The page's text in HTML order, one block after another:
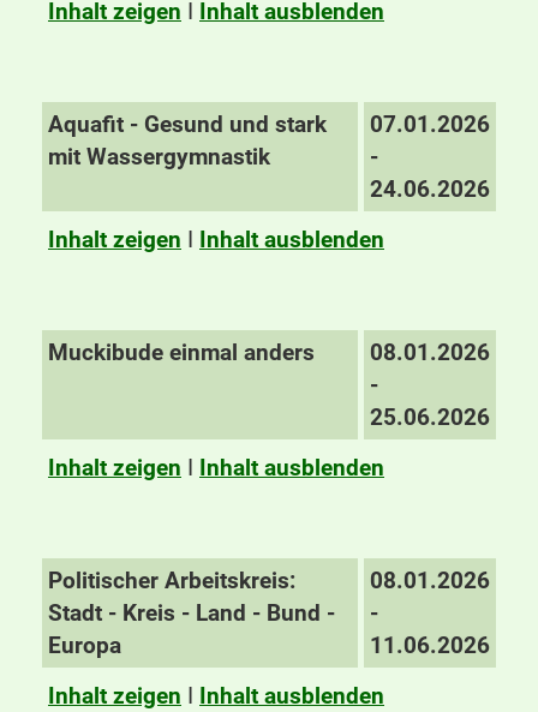
Inhalt zeigen I Inhalt ausblenden
Aquafit - Gesund und stark
mit Wassergymnastik
07.01.2026
-
24.06.2026
Inhalt zeigen I Inhalt ausblenden
Muckibude einmal anders
08.01.2026
-
25.06.2026
Inhalt zeigen I Inhalt ausblenden
Politischer Arbeitskreis:
Stadt - Kreis - Land - Bund -
Europa
08.01.2026
-
11.06.2026
Inhalt zeigen I Inhalt ausblenden